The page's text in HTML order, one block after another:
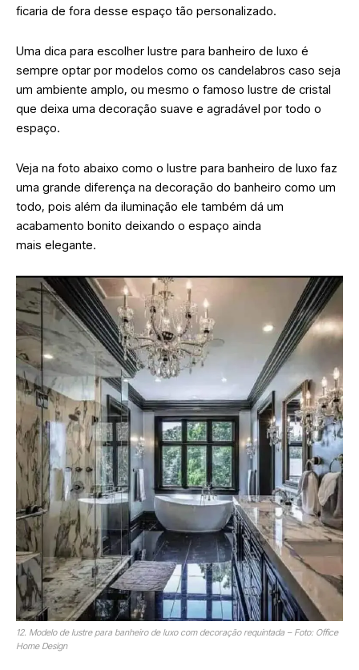
ficaria de fora desse espaço tão personalizado.
Uma dica para escolher lustre para banheiro de luxo é
sempre optar por modelos como os candelabros caso seja
um ambiente amplo, ou mesmo o famoso lustre de cristal
que deixa uma decoração suave e agradável por todo o
espaço.
Veja na foto abaixo como o lustre para banheiro de luxo faz
uma grande diferença na decoração do banheiro como um
todo, pois além da iluminação ele também dá um
acabamento bonito deixando o espaço ainda
mais elegante.
12. Modelo de lustre para banheiro de luxo com decoração requintada – Foto: Office
Home Design